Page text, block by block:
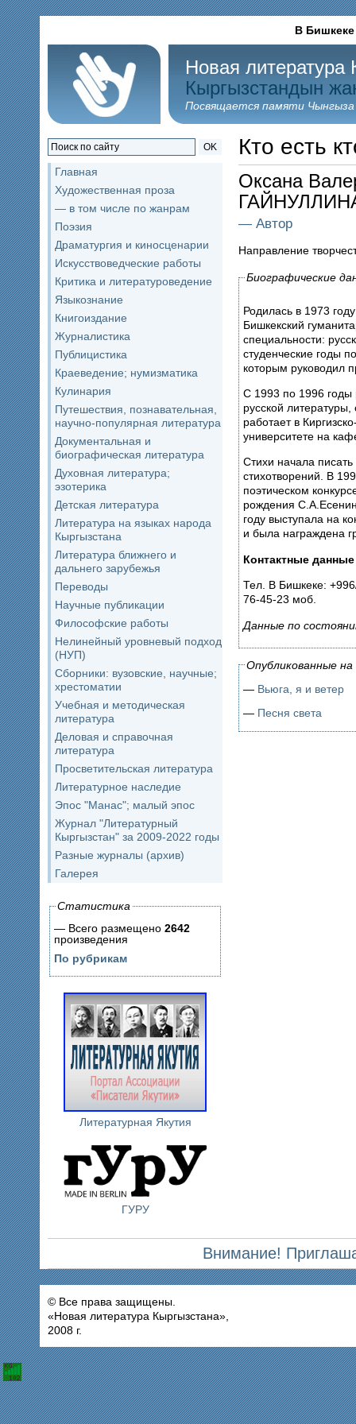
В Бишкеке
Новая литература
Кыргызстандын
Посвящается памяти
OK
Главная
Художественная проза
— в том числе по жанрам
Поэзия
Драматургия и киносценарии
Искусствоведческие работы
Критика и литературоведение
Языкознание
Книгоиздание
Журналистика
Публицистика
Краеведение; нумизматика
Кулинария
Путешествия, познавательная,
научно-популярная литература
Документальная и
биографическая литература
Духовная литература;
эзотерика
Детская литература
Литература на языках народа
Кыргызстана
Литература ближнего и
дальнего зарубежья
Переводы
Научные публикации
Философские работы
Нелинейный уровневый подход
(НУП)
Сборники: вузовские, научные;
хрестоматии
Учебная и методическая
литература
Деловая и справочная
литература
Просветительская литература
Литературное наследие
Эпос "Манас"; малый эпос
Журнал "Литературный
Кыргызстан" за 2009-2022 годы
Разные журналы (архив)
Галерея
Статистика
— Всего размещено 2642
произведения
По рубрикам
Литературная Якутия
ГУРУ
Кто есть
Оксана
— Автор
Направление
Биографические
Родилась в 1973
Бишкекский
специальности:
студенческие годы
которым руководил
С 1993 по 1996
русской
работает в
университете на
Стихи начала
стихотворений. В
поэтическом
рождения
году выступала на
и была награждена
Контактные данные
Тел. В Бишкеке:
76-45-23 моб.
Данные по
Опубликованные
— Вьюга, я и ветер
— Песня света
Внимание!
© Все права защищены.
«Новая литература Кыргызстана»,
2008 г.